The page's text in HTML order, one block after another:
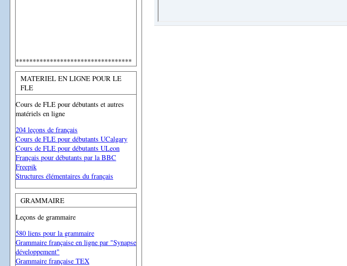
**********************************
MATERIEL EN LIGNE POUR LE
FLE
Cours de FLE pour débutants et autres
matériels en ligne
204 leçons de français
Cours de FLE pour débutants UCalgary
Cours de FLE pour débutants ULeon
Français pour débutants par la BBC
Freepik
Structures élémentaires du français
GRAMMAIRE
Leçons de grammaire
580 liens pour la grammaire
Grammaire française en ligne par "Synapse
développement"
Grammaire française TEX